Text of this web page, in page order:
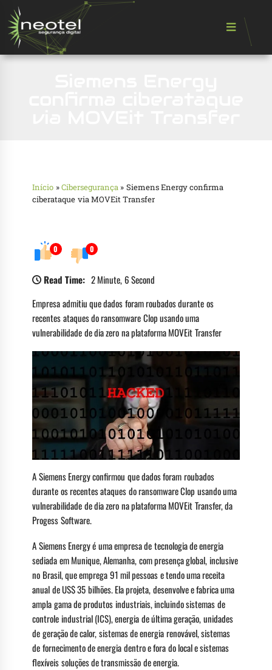
Início »Cibersegurança » Siemens Energy confirma
ciberataque via MOVEit Transfer
0 0
Read Time: 2 Minute, 6 Second
Empresa admitiu que dados foram roubados durante os
recentes ataques do ransomware Clop usando uma
vulnerabilidade de dia zero na plataforma MOVEit Transfer
A Siemens Energy confirmou que dados foram roubados
durante os recentes ataques do ransomware Clop usando uma
vulnerabilidade de dia zero na plataforma MOVEit Transfer, da
Progess Software.
A Siemens Energy é uma empresa de tecnologia de energia
sediada em Munique, Alemanha, com presença global, inclusive
no Brasil, que emprega 91 mil pessoas e tendo uma receita
anual de US$ 35 bilhões. Ela projeta, desenvolve e fabrica uma
ampla gama de produtos industriais, incluindo sistemas de
controle industrial (ICS), energia de última geração, unidades
de geração de calor, sistemas de energia renovável, sistemas
de fornecimento de energia dentro e fora do local e sistemas
flexíveis soluções de transmissão de energia.